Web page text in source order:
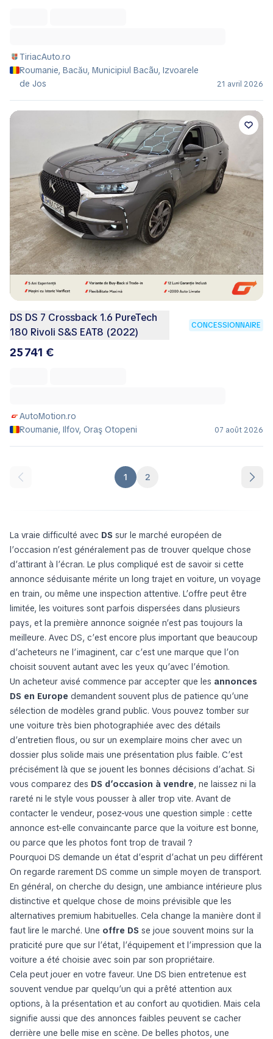
TiriacAuto.ro
Roumanie, Bacău, Municipiul Bacãu, Izvoarele
de Jos
21 avril 2026
DS DS 7 Crossback 1.6 PureTech
180 Rivoli S&S EAT8 (2022)
CONCESSIONNAIRE
25 741 €
AutoMotion.ro
Roumanie, Ilfov, Oraş Otopeni
07 août 2026
1 2
La vraie difficulté avec DS sur le marché européen de
l’occasion n’est généralement pas de trouver quelque chose
d’attirant à l’écran. Le plus compliqué est de savoir si cette
annonce séduisante mérite un long trajet en voiture, un voyage
en train, ou même une inspection attentive. L’offre peut être
limitée, les voitures sont parfois dispersées dans plusieurs
pays, et la première annonce soignée n’est pas toujours la
meilleure. Avec DS, c’est encore plus important que beaucoup
d’acheteurs ne l’imaginent, car c’est une marque que l’on
choisit souvent autant avec les yeux qu’avec l’émotion.
Un acheteur avisé commence par accepter que les annonces
DS en Europe demandent souvent plus de patience qu’une
sélection de modèles grand public. Vous pouvez tomber sur
une voiture très bien photographiée avec des détails
d’entretien flous, ou sur un exemplaire moins cher avec un
dossier plus solide mais une présentation plus faible. C’est
précisément là que se jouent les bonnes décisions d’achat. Si
vous comparez des DS d’occasion à vendre, ne laissez ni la
rareté ni le style vous pousser à aller trop vite. Avant de
contacter le vendeur, posez-vous une question simple : cette
annonce est-elle convaincante parce que la voiture est bonne,
ou parce que les photos font trop de travail ?
Pourquoi DS demande un état d’esprit d’achat un peu différent
On regarde rarement DS comme un simple moyen de transport.
En général, on cherche du design, une ambiance intérieure plus
distinctive et quelque chose de moins prévisible que les
alternatives premium habituelles. Cela change la manière dont il
faut lire le marché. Une offre DS se joue souvent moins sur la
praticité pure que sur l’état, l’équipement et l’impression que la
voiture a été choisie avec soin par son propriétaire.
Cela peut jouer en votre faveur. Une DS bien entretenue est
souvent vendue par quelqu’un qui a prêté attention aux
options, à la présentation et au confort au quotidien. Mais cela
signifie aussi que des annonces faibles peuvent se cacher
derrière une belle mise en scène. De belles photos, une